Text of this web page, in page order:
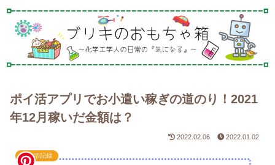
ポイ活アプリでお小遣い稼ぎの道のり！2021
年12月稼いだ金額は？
2022.02.06 2022.01.02
ポイ活記録